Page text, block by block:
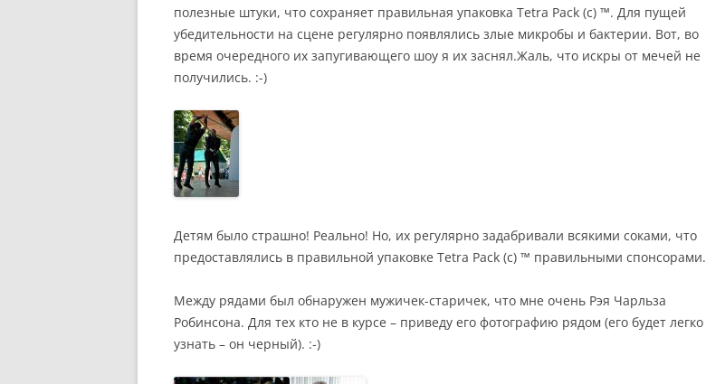
полезные штуки, что сохраняет правильная упаковка Tetra Pack (c) ™. Для пущей
убедительности на сцене регулярно появлялись злые микробы и бактерии. Вот, во
время очередного их запугивающего шоу я их заснял.Жаль, что искры от мечей не
получились. :-)
Детям было страшно! Реально! Но, их регулярно задабривали всякими соками, что
предоставлялись в правильной упаковке Tetra Pack (c) ™ правильными спонсорами.
Между рядами был обнаружен мужичек-старичек, что мне очень Рэя Чарльза
Робинсона. Для тех кто не в курсе – приведу его фотографию рядом (его будет легко
узнать – он черный). :-)